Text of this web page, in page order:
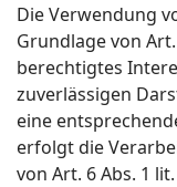
Die Verwendung
Grundlage von
berechtigtes
zuverlässigen
eine
erfolgt die
von Art. 6 Abs. 1 lit.